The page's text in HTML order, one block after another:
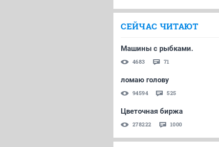
СЕЙЧАС ЧИТАЮТ
Машины с рыбками.
4683 71
ломаю голову
94594 525
Цветочная биржа
278222 1000